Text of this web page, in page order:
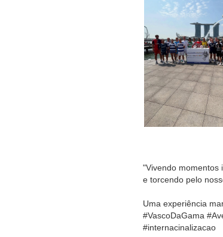
"Vivendo momentos
e torcendo pelo
Uma experiência
#VascoDaGama
#internacinalizacao